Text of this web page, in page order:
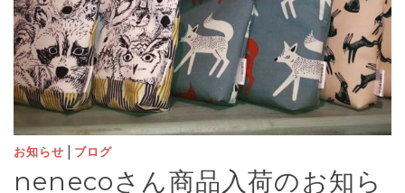
お知らせ | ブログ
nenecoさん商品入荷のお知ら